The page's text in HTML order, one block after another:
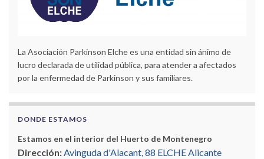
La Asociación Parkinson Elche es una entidad sin ánimo de
lucro declarada de utilidad pública, para atender a afectados
por la enfermedad de Parkinson y sus familiares.
DONDE ESTAMOS
Estamos en el interior del Huerto de Montenegro
Dirección:Avinguda d'Alacant, 88 ELCHE Alicante